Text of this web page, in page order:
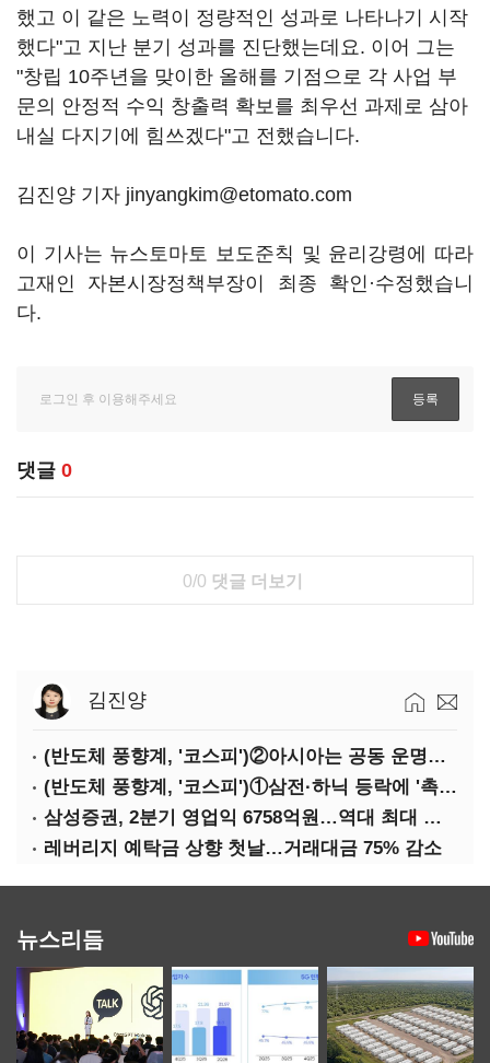
했고 이 같은 노력이 정량적인 성과로 나타나기 시작
했다"고 지난 분기 성과를 진단했는데요. 이어 그는
"창립 10주년을 맞이한 올해를 기점으로 각 사업 부
문의 안정적 수익 창출력 확보를 최우선 과제로 삼아
내실 다지기에 힘쓰겠다"고 전했습니다.
김진양 기자 jinyangkim@etomato.com
이 기사는 뉴스토마토 보도준칙 및 윤리강령에 따라
고재인 자본시장정책부장이 최종 확인·수정했습니
다.
댓글 0
0/0 댓글 더보기
김진양
(반도체 풍향계, '코스피')②아시아는 공동 운명체?…일본·대만도 '동반 출렁'
(반도체 풍향계, '코스피')①삼전·하닉 등락에 '촉각'…코스피·나스닥 '한 몸'
삼성증권, 2분기 영업익 6758억원…역대 최대 경신
레버리지 예탁금 상향 첫날…거래대금 75% 감소
뉴스리듬